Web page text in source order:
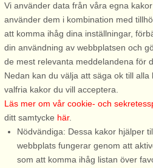
Norjeboke
4 personer, 32 m²
120 m till sjö/hav:.
Mycket fräscht rymligt boende,
trots liten yta. På ägarens tomt
med havsutsikt i vackra Norje
Boke sommarstug område. Med
badrocks avstånd till havet och
bara några hundra meter till
campingens fina bad ...
Vi använder data från våra egna
använder dem i kombination med
att komma ihåg dina inställningar,
din användning av webbplatsen och
de mest relevanta meddelandena för
Nedan kan du välja att säga ok till
valfria kakor du vill acceptera.
Läs mer om vår cookie- och
ditt samtycke här.
Nödvändiga: Dessa kakor hjälper
webbplats fungerar genom att
som att komma ihåg listan över